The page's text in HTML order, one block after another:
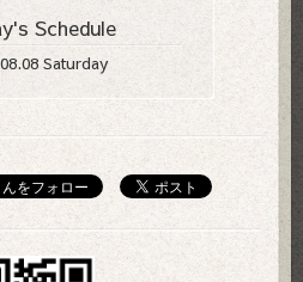
Schedule
Saturday